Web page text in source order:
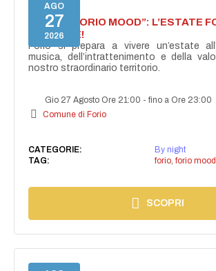
AGO
27
2026
NASCE “FORIO MOOD”: L’ESTATE
ACCENDE!
Forio si prepara a vivere un’estate
musica, dell’intrattenimento e della
nostro straordinario territorio.
Gio 27 Agosto Ore 21:00 -fino a Ore 23:00
Comune di Forio
CATEGORIE:
By night
TAG:
forio, forio mood
SCOPRI